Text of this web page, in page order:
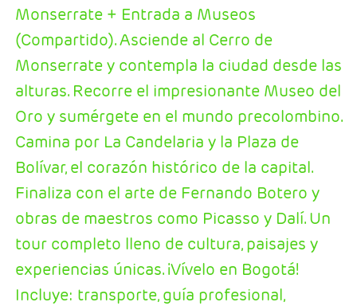
Monserrate + Entrada a Museos
(Compartido). Asciende al Cerro de
Monserrate y contempla la ciudad desde las
alturas. Recorre el impresionante Museo del
Oro y sumérgete en el mundo precolombino.
Camina por La Candelaria y la Plaza de
Bolívar, el corazón histórico de la capital.
Finaliza con el arte de Fernando Botero y
obras de maestros como Picasso y Dalí. Un
tour completo lleno de cultura, paisajes y
experiencias únicas. ¡Vívelo en Bogotá!
Incluye: transporte, guía profesional,